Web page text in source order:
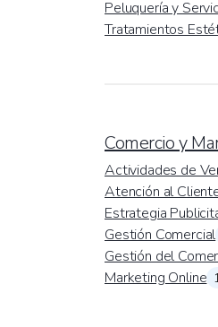
Peluquería y
Tratamientos
Comercio y
Actividades de
Atención al
Estrategia
Gestión Comercial
Gestión del
Marketing Online